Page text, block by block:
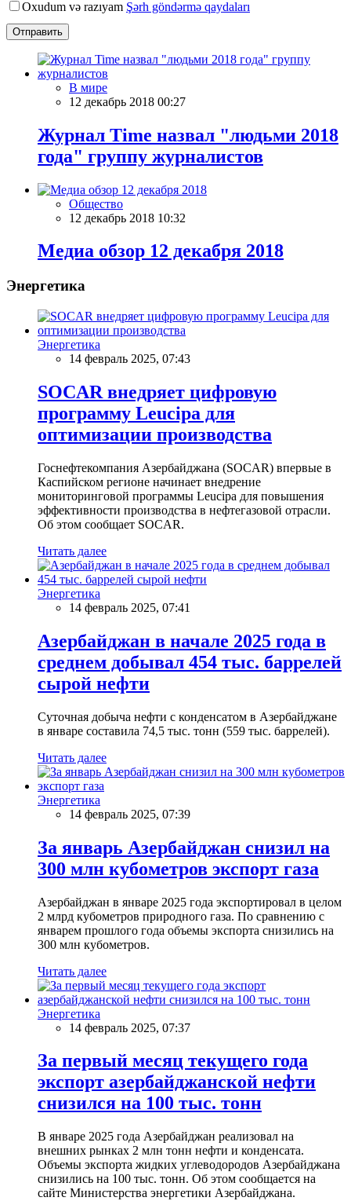
Oxudum və razıyam Şərh göndərmə qaydaları
Отправить
В мире
12 декабрь 2018 00:27
Журнал Time назвал "людьми 2018
года" группу журналистов
Общество
12 декабрь 2018 10:32
Meдиа обзор 12 декабря 2018
Энергетика
Энергетика
14 февраль 2025, 07:43
SOCAR внедряет цифровую
программу Leucipa для
оптимизации производства
Госнефтекомпания Азербайджана (SOCAR) впервые в
Каспийском регионе начинает внедрение
мониторинговой программы Leucipa для повышения
эффективности производства в нефтегазовой отрасли.
Об этом сообщает SOCAR.
Читать далее
Энергетика
14 февраль 2025, 07:41
Азербайджан в начале 2025 года в
среднем добывал 454 тыс. баррелей
сырой нефти
Суточная добыча нефти с конденсатом в Азербайджане
в январе составила 74,5 тыс. тонн (559 тыс. баррелей).
Читать далее
Энергетика
14 февраль 2025, 07:39
За январь Азербайджан снизил на
300 млн кубометров экспорт газа
Азербайджан в январе 2025 года экспортировал в целом
2 млрд кубометров природного газа. По сравнению с
январем прошлого года объемы экспорта снизились на
300 млн кубометров.
Читать далее
Энергетика
14 февраль 2025, 07:37
За первый месяц текущего года
экспорт азербайджанской нефти
снизился на 100 тыс. тонн
В январе 2025 года Азербайджан реализовал на
внешних рынках 2 млн тонн нефти и конденсата.
Объемы экспорта жидких углеводородов Азербайджана
снизились на 100 тыс. тонн. Об этом сообщается на
сайте Министерства энергетики Азербайджана.